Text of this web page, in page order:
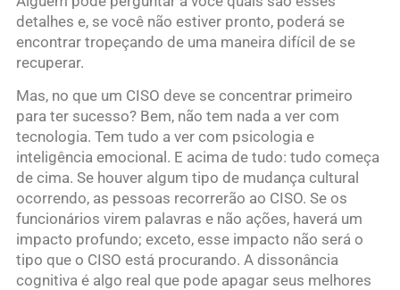
detalhes e, se você não estiver pronto, poderá se
encontrar tropeçando de uma maneira difícil de se
recuperar.
Mas, no que um CISO deve se concentrar primeiro
para ter sucesso? Bem, não tem nada a ver com
tecnologia. Tem tudo a ver com psicologia e
inteligência emocional. E acima de tudo: tudo começa
de cima. Se houver algum tipo de mudança cultural
ocorrendo, as pessoas recorrerão ao CISO. Se os
funcionários virem palavras e não ações, haverá um
impacto profundo; exceto, esse impacto não será o
tipo que o CISO está procurando. A dissonância
cognitiva é algo real que pode apagar seus melhores